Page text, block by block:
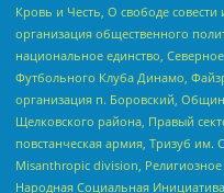
Кровь и Честь, О свободе
организация общественного
национальное единство,
Футбольного Клуба Динамо,
организация п. Боровский,
Щелковского района, Правый
повстанческая армия, Тризуб им.
Misanthropic division,
Народная Социальная